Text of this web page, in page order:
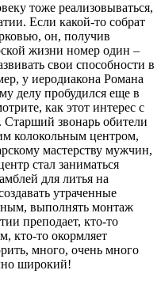
тоже реализовываться,
Если какой-то собрат
он, получив
жизни номер один –
свои способности в
у иеродиакона Романа
делу пробудился еще в
как этот интерес с
Старший звонарь обители
колокольным центром,
мастерству мужчин,
стал заниматься
для литья на
утраченные
выполнять монтаж
преподает, кто-то
кто-то окормляет
много, очень много
широкий!